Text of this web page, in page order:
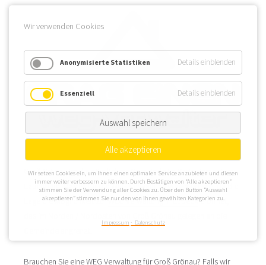
Groß Grönau ist die nördlichste Gemeinde im Kreis Herzogtum
Lauenburg. Das ist für die WEG Verwaltung von Interesse, da die
Lage die Möglichkeit zurWEG Verwaltung in Lübeckeröffnet,
Brauchen Sie eine WEG Verwaltung für Groß Grönau? Falls wir
Wir verwenden Cookies
Anonymisierte Statistiken Details einblenden
Essenziell Details einblenden
Auswahl speichern
Alle akzeptieren
Wir setzen Cookies ein, um Ihnen einen optimalen Service anzubieten und diesen
immer weiter verbessern zu können. Durch Bestätigen von “Alle akzeptieren”
stimmen Sie der Verwendung aller Cookies zu. Über den Button “Auswahl
akzeptieren” stimmen Sie nur den von Ihnen gewählten Kategorien zu.
Impressum Datenschutz